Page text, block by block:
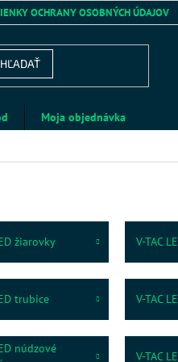
OCHRANY OSOBNÝCH ÚDAJOV
HĽADAŤ
Moja objednávka
žiarovky V-TAC
trubice V-TAC
núdzové
V-TAC